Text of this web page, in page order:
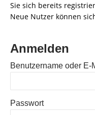
Sie sich bereits
Neue Nutzer können
Anmelden
Benutzername oder E-
Passwort